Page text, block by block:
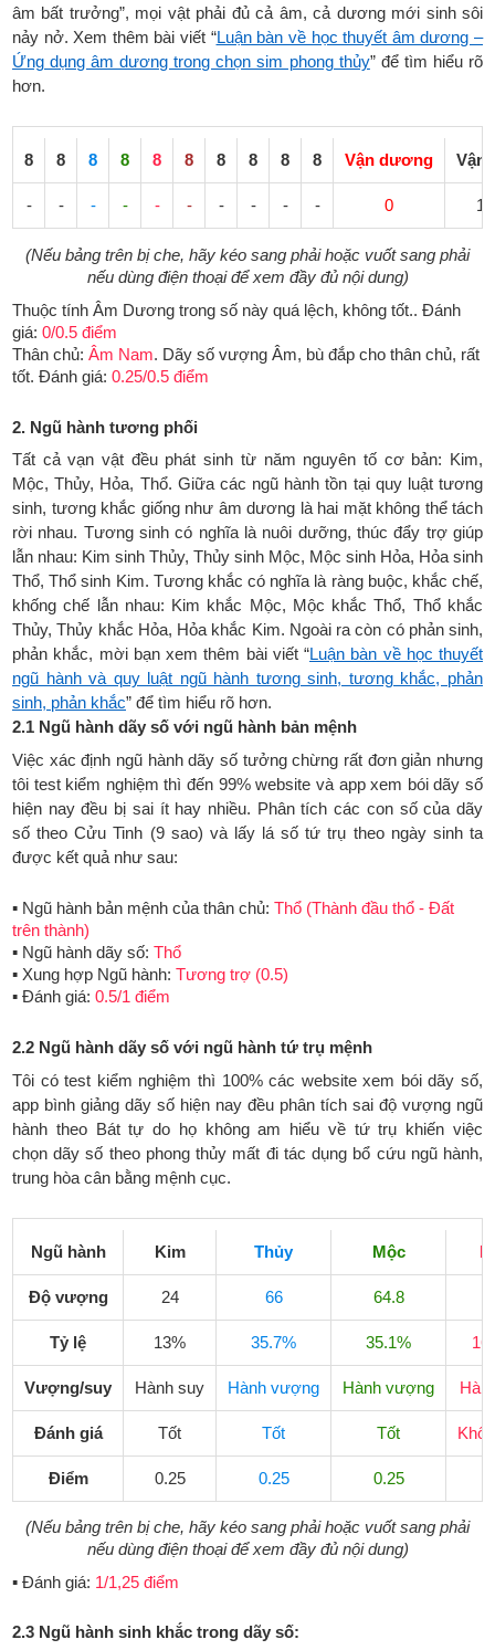
âm bất trưởng”, mọi vật phải đủ cả âm, cả dương mới sinh sôi
nảy nở. Xem thêm bài viết “Luận bàn về học thuyết âm dương –
Ứng dụng âm dương trong chọn sim phong thủy” để tìm hiểu rõ
hơn.
8 8 8 8 8 8 8 8 8 8 Vận dương Vận
- - - - - - - - - - 0 10
(Nếu bảng trên bị che, hãy kéo sang phải hoặc vuốt sang phải
nếu dùng điện thoại để xem đầy đủ nội dung)
Thuộc tính Âm Dương trong số này quá lệch, không tốt.. Đánh
giá: 0/0.5 điểm
Thân chủ: Âm Nam. Dãy số vượng Âm, bù đắp cho thân chủ, rất
tốt. Đánh giá: 0.25/0.5 điểm
2. Ngũ hành tương phối
Tất cả vạn vật đều phát sinh từ năm nguyên tố cơ bản: Kim,
Mộc, Thủy, Hỏa, Thổ. Giữa các ngũ hành tồn tại quy luật tương
sinh, tương khắc giống như âm dương là hai mặt không thể tách
rời nhau. Tương sinh có nghĩa là nuôi dưỡng, thúc đẩy trợ giúp
lẫn nhau: Kim sinh Thủy, Thủy sinh Mộc, Mộc sinh Hỏa, Hỏa sinh
Thổ, Thổ sinh Kim. Tương khắc có nghĩa là ràng buộc, khắc chế,
khống chế lẫn nhau: Kim khắc Mộc, Mộc khắc Thổ, Thổ khắc
Thủy, Thủy khắc Hỏa, Hỏa khắc Kim. Ngoài ra còn có phản sinh,
phản khắc, mời bạn xem thêm bài viết “Luận bàn về học thuyết
ngũ hành và quy luật ngũ hành tương sinh, tương khắc, phản
sinh, phản khắc” để tìm hiểu rõ hơn.
2.1 Ngũ hành dãy số với ngũ hành bản mệnh
Việc xác định ngũ hành dãy số tưởng chừng rất đơn giản nhưng
tôi test kiểm nghiệm thì đến 99% website và app xem bói dãy số
hiện nay đều bị sai ít hay nhiều. Phân tích các con số của dãy
số theo Cửu Tinh (9 sao) và lấy lá số tứ trụ theo ngày sinh ta
được kết quả như sau:
▪ Ngũ hành bản mệnh của thân chủ: Thổ (Thành đầu thổ - Đất
trên thành)
▪ Ngũ hành dãy số: Thổ
▪ Xung hợp Ngũ hành: Tương trợ (0.5)
▪ Đánh giá: 0.5/1 điểm
2.2 Ngũ hành dãy số với ngũ hành tứ trụ mệnh
Tôi có test kiểm nghiệm thì 100% các website xem bói dãy số,
app bình giảng dãy số hiện nay đều phân tích sai độ vượng ngũ
hành theo Bát tự do họ không am hiểu về tứ trụ khiến việc
chọn dãy số theo phong thủy mất đi tác dụng bổ cứu ngũ hành,
trung hòa cân bằng mệnh cục.
Ngũ hành Kim Thủy Mộc
Độ vượng 24 66 64.8
Tỷ lệ 13% 35.7% 35.1%
Vượng/suy Hành suy Hành vượng Hành vượng
Đánh giá Tốt Tốt Tốt
Điểm 0.25 0.25 0.25
(Nếu bảng trên bị che, hãy kéo sang phải hoặc vuốt sang phải
nếu dùng điện thoại để xem đầy đủ nội dung)
▪ Đánh giá: 1/1,25 điểm
2.3 Ngũ hành sinh khắc trong dãy số: